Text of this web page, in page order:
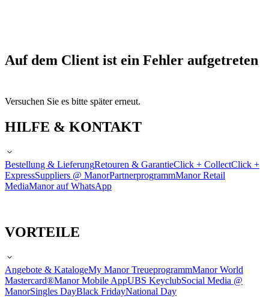
Auf dem Client ist ein Fehler aufgetreten
Versuchen Sie es bitte später erneut.
HILFE & KONTAKT
Bestellung & LieferungRetouren & GarantieClick + CollectClick +
ExpressSuppliers @ ManorPartnerprogrammManor Retail
MediaManor auf WhatsApp
VORTEILE
Angebote & KatalogeMy Manor TreueprogrammManor World
Mastercard®Manor Mobile AppUBS KeyclubSocial Media @
ManorSingles DayBlack FridayNational Day